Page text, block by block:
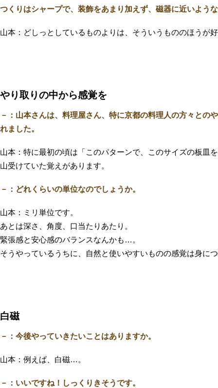
つくりはシャープで、装飾をあまり加えず、磁器に近いよう
山本：どしっとしているものよりは、そういうもののほうが
やり取りの中から感覚を
－：山本さんは、料理屋さん、特に京都の料理人の方々との
れました。
山本：特に最初の頃は「このパターンで、このサイズの板皿
山受けていた覚えがあります。
－：どれくらいの単位なのでしょうか。
山本：ミリ単位です。
あとは深さ、角度、口当たりあたり。
緊張感と安心感のバランスなんかも…。
そうやっているうちに、自然と使いやすいものの感覚は身に
白磁
－：今後やっていきたいことはありますか。
山本：例えば、白磁…。
－：いいですね！しっくりきそうです。